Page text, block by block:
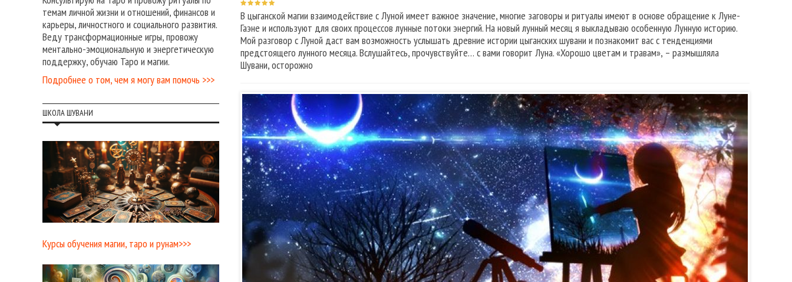
В цыганской магии взаимодействие с Луной имеет важное значение, многие заговоры и ритуалы имеют в основе обращение к Луне-
Гаэне и используют для своих процессов лунные потоки энергий. На новый лунный месяц я выкладываю особенную Лунную историю.
Мой разговор с Луной даст вам возможность услышать древние истории цыганских шувани и познакомит вас с тенденциями
предстоящего лунного месяца. Вслушайтесь, прочувствуйте… с вами говорит Луна. «Хорошо цветам и травам», – размышляла
Шувани, осторожно
темам личной жизни и отношений, финансов и
карьеры, личностного и социального развития.
Веду трансформационные игры, провожу
ментально-эмоциональную и энергетическую
поддержку, обучаю Таро и магии.
Подробнее о том, чем я могу вам помочь >>>
ШКОЛА ШУВАНИ
Курсы обучения магии, таро и рунам>>>